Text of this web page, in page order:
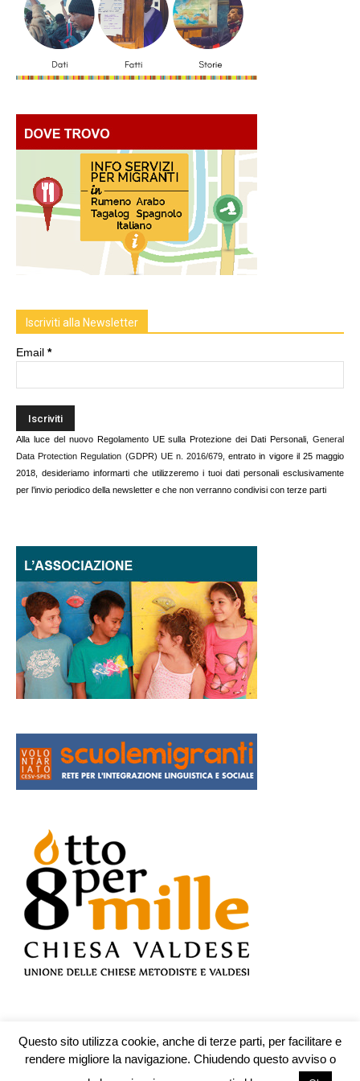
Iscriviti alla Newsletter
Email *
Alla luce del nuovo Regolamento UE sulla Protezione dei Dati Personali, General
Data Protection Regulation (GDPR) UE n. 2016/679 , entrato in vigore il 25 maggio
2018, desideriamo informarti che utilizzeremo i tuoi dati personali esclusivamente
per l’invio periodico della newsletter e che non verranno condivisi con terze parti
© Testata n.609 registrata presso il Tribunale di Teramo il 19.10.2009 -
Questo sito utilizza cookie, anche di terze parti, per facilitare e
rendere migliore la navigazione. Chiudendo questo avviso o